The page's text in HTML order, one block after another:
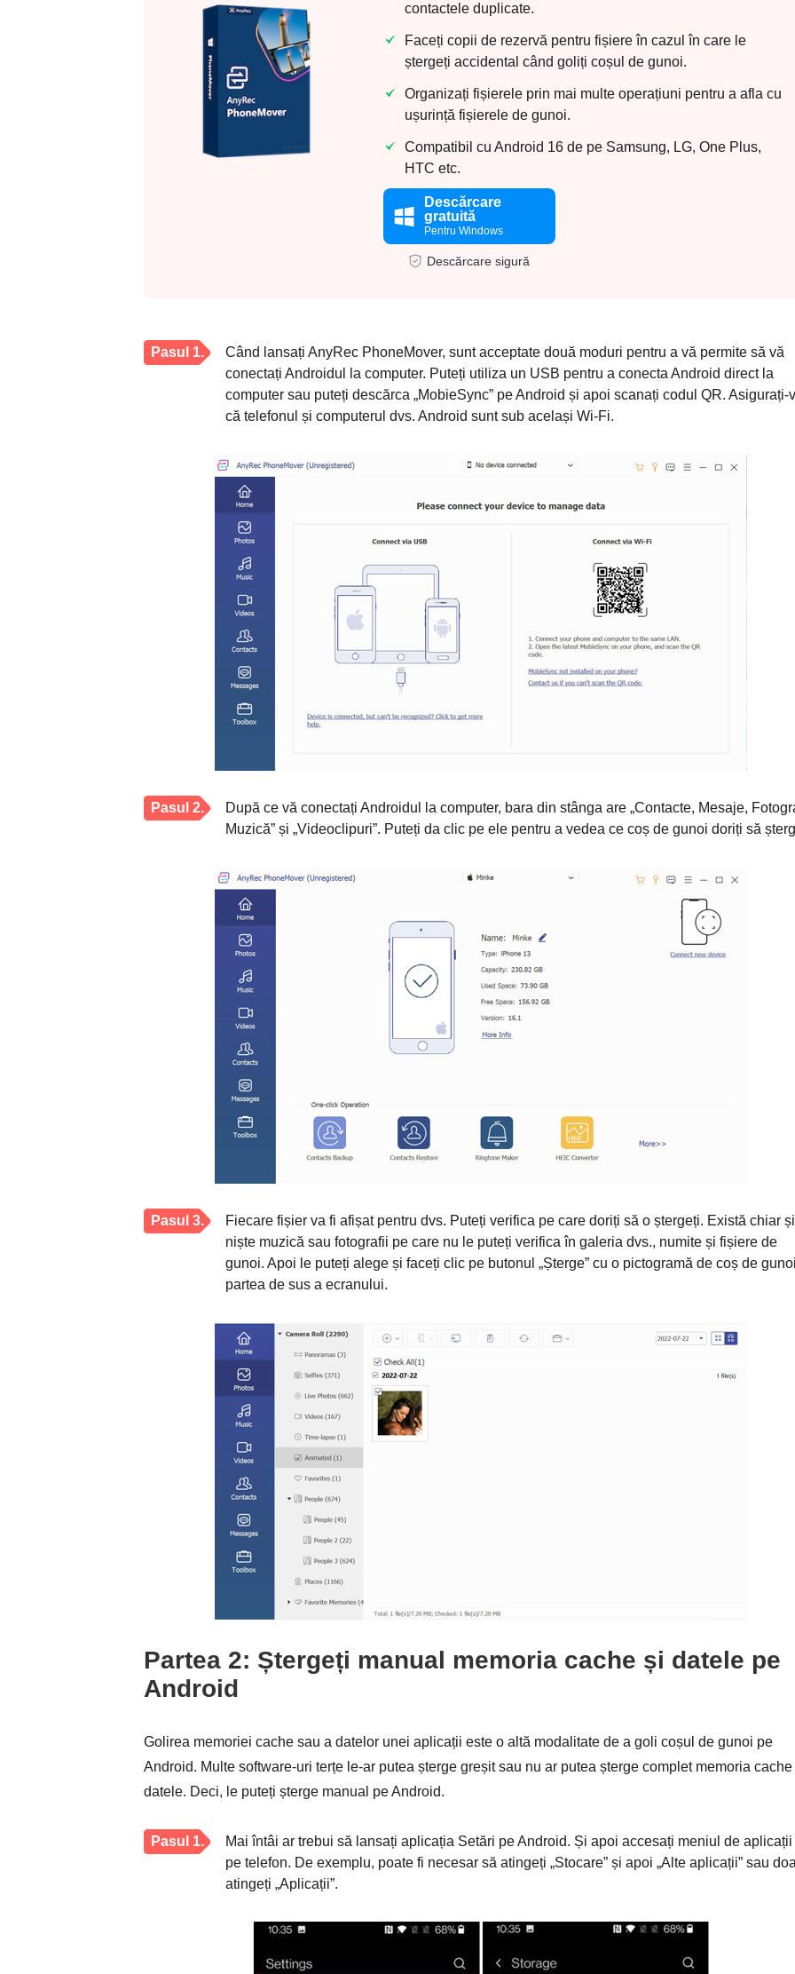
contactele duplicate.
Faceți copii de rezervă pentru fișiere în cazul în care le
ștergeți accidental când goliți coșul de gunoi.
Organizați fișierele prin mai multe operațiuni pentru a afla cu
ușurință fișierele de gunoi.
Compatibil cu Android 16 de pe Samsung, LG, One Plus,
HTC etc.
Descărcare
gratuită
Pentru Windows
Descărcare sigură
Pasul 1.
Când lansați AnyRec PhoneMover, sunt acceptate două moduri pentru a vă permite să vă
conectați Androidul la computer. Puteți utiliza un USB pentru a conecta Android direct la
computer sau puteți descărca „MobieSync” pe Android și apoi scanați codul QR. Asigurați-
că telefonul și computerul dvs. Android sunt sub același Wi-Fi.
Pasul 2.
După ce vă conectați Androidul la computer, bara din stânga are „Contacte, Mesaje,
Muzică” și „Videoclipuri”. Puteți da clic pe ele pentru a vedea ce coș de gunoi doriți să
Pasul 3.
Fiecare fișier va fi afișat pentru dvs. Puteți verifica pe care doriți să o ștergeți. Există chiar și
niște muzică sau fotografii pe care nu le puteți verifica în galeria dvs., numite și fișiere de
gunoi. Apoi le puteți alege și faceți clic pe butonul „Șterge” cu o pictogramă de coș de
partea de sus a ecranului.
Partea 2: Ștergeți manual memoria cache și datele pe
Android
Golirea memoriei cache sau a datelor unei aplicații este o altă modalitate de a goli coșul de gunoi pe
Android. Multe software-uri terțe le-ar putea șterge greșit sau nu ar putea șterge complet memoria cache
datele. Deci, le puteți șterge manual pe Android.
Pasul 1.
Mai întâi ar trebui să lansați aplicația Setări pe Android. Și apoi accesați meniul de aplicații
pe telefon. De exemplu, poate fi necesar să atingeți „Stocare” și apoi „Alte aplicații” sau
atingeți „Aplicații”.